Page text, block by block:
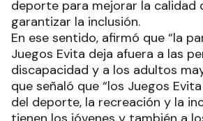
deporte para mejorar la calidad
garantizar la inclusión.
En ese sentido, afirmó que “la
Juegos Evita deja afuera a las
discapacidad y a los adultos
que señaló que “los Juegos
del deporte, la recreación y la